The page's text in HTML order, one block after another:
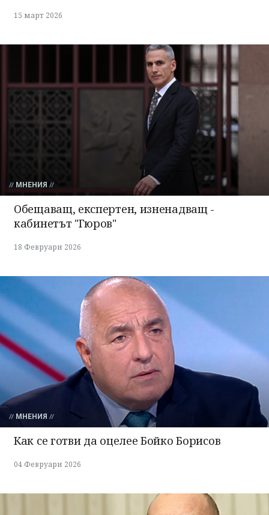
15 март 2026
МНЕНИЯ
Обещаващ, експертен, изненадващ -
кабинетът "Гюров"
18 Февруари 2026
МНЕНИЯ
Как се готви да оцелее Бойко Борисов
04 Февруари 2026